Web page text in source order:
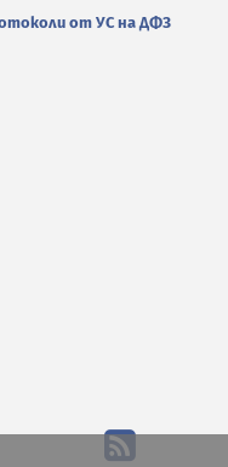
от УС на ДФЗ